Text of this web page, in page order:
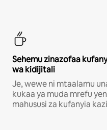
Sehemu zinazofaa
wa kidijitali
Je, wewe ni mtaalamu
kukaa ya muda mrefu
mahususi za kufanyia